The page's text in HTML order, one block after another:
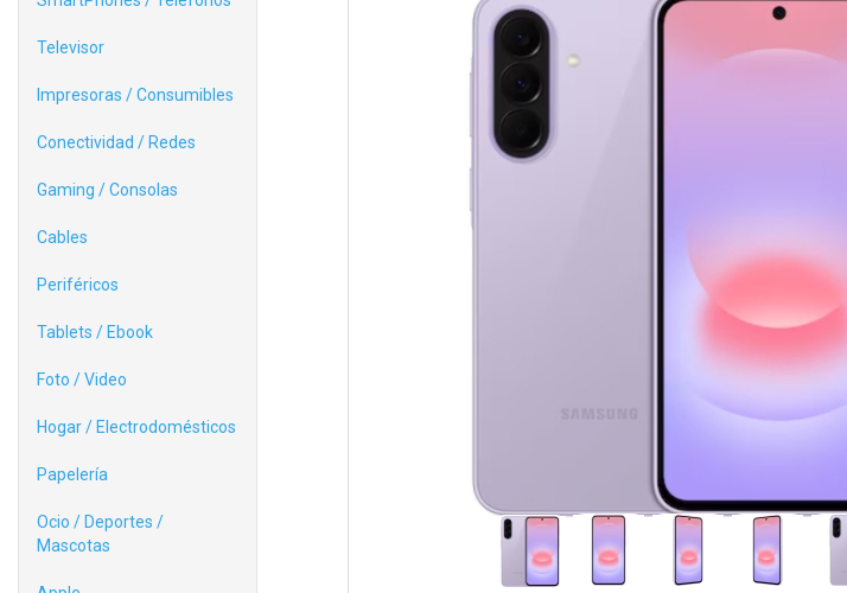
Televisor
Impresoras / Consumibles
Conectividad / Redes
Gaming / Consolas
Cables
Periféricos
Tablets / Ebook
Foto / Video
Hogar / Electrodomésticos
Papelería
Ocio / Deportes /
Mascotas